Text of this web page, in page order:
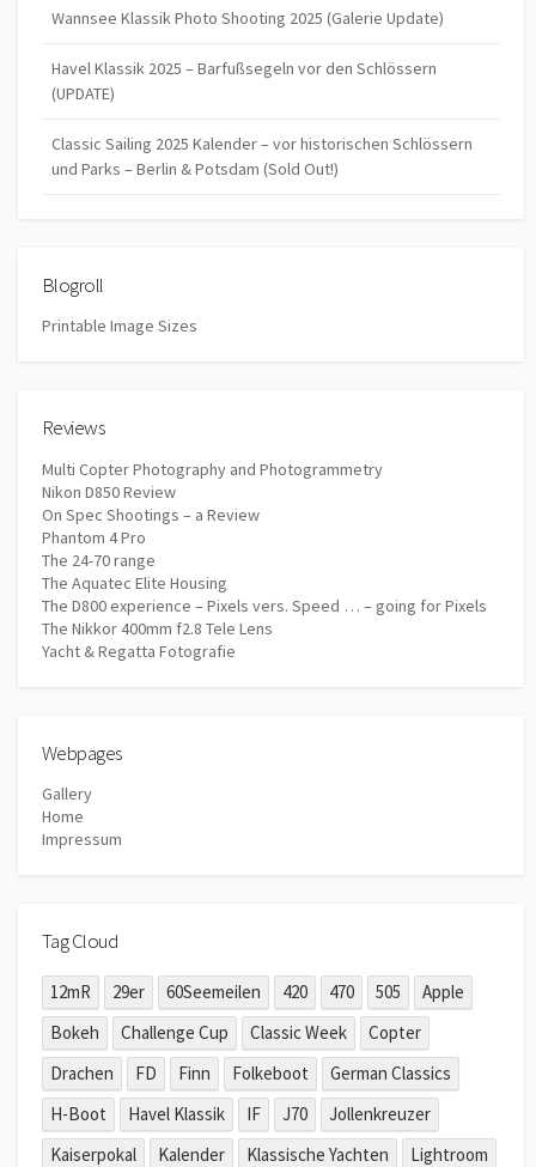
Wannsee Klassik Photo Shooting 2025 (Galerie Update)
Havel Klassik 2025 – Barfußsegeln vor den Schlössern
(UPDATE)
Classic Sailing 2025 Kalender – vor historischen Schlössern
und Parks – Berlin & Potsdam (Sold Out!)
Blogroll
Printable Image Sizes
Reviews
Multi Copter Photography and Photogrammetry
Nikon D850 Review
On Spec Shootings – a Review
Phantom 4 Pro
The 24-70 range
The Aquatec Elite Housing
The D800 experience – Pixels vers. Speed … – going for Pixels
The Nikkor 400mm f2.8 Tele Lens
Yacht & Regatta Fotografie
Webpages
Gallery
Home
Impressum
Tag Cloud
12mR 29er 60Seemeilen 420 470 505
Apple
Bokeh
Challenge Cup Classic Week
Copter
Drachen
FD Finn Folkeboot
German Classics
H-Boot
Havel Klassik IF J70
Jollenkreuzer
Kaiserpokal
Kalender Klassische Yachten
Lightroom